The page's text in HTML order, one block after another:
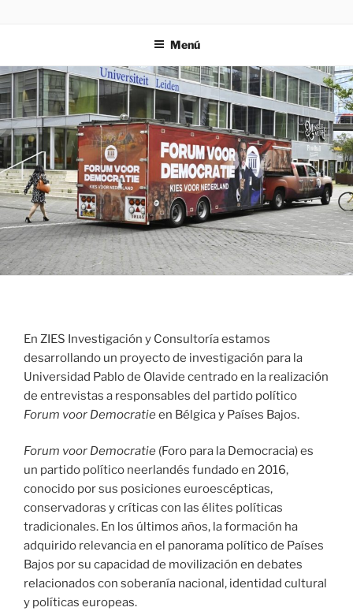
Menú
En ZIES Investigación y Consultoría estamos
desarrollando un proyecto de investigación para la
Universidad Pablo de Olavide centrado en la realización
de entrevistas a responsables del partido político
Forum voor Democratieen Bélgica y Países Bajos.
Forum voor Democratie (Foro para la Democracia) es
un partido político neerlandés fundado en 2016,
conocido por sus posiciones euroescépticas,
conservadoras y críticas con las élites políticas
tradicionales. En los últimos años, la formación ha
adquirido relevancia en el panorama político de Países
Bajos por su capacidad de movilización en debates
relacionados con soberanía nacional, identidad cultural
y políticas europeas.